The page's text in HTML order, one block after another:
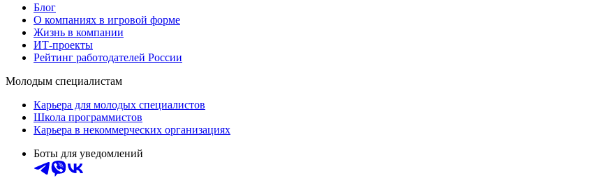
Блог
О компаниях в игровой форме
Жизнь в компании
ИТ-проекты
Рейтинг работодателей России
Молодым специалистам
Карьера для молодых специалистов
Школа программистов
Карьера в некоммерческих организациях
Боты для уведомлений